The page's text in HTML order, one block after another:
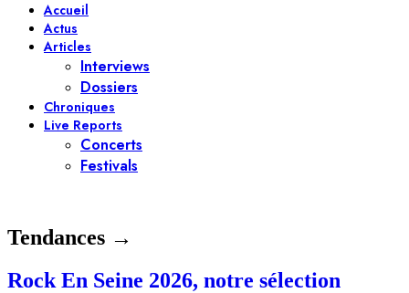
Accueil
Actus
Articles
Interviews
Dossiers
Chroniques
Live Reports
Concerts
Festivals
Tendances →
Rock En Seine 2026, notre sélection